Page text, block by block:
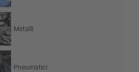
Metalli
Pneumatici